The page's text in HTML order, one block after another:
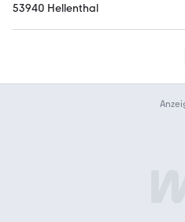
53940 Hellenthal